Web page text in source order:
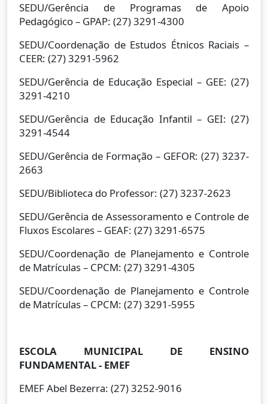
SEDU/Gerência de Programas de Apoio
Pedagógico – GPAP: (27) 3291-4300
SEDU/Coordenação de Estudos Étnicos Raciais –
CEER: (27) 3291-5962
SEDU/Gerência de Educação Especial – GEE: (27)
3291-4210
SEDU/Gerência de Educação Infantil – GEI: (27)
3291-4544
SEDU/Gerência de Formação – GEFOR: (27) 3237-
2663
SEDU/Biblioteca do Professor: (27) 3237-2623
SEDU/Gerência de Assessoramento e Controle de
Fluxos Escolares – GEAF: (27) 3291-6575
SEDU/Coordenação de Planejamento e Controle
de Matrículas – CPCM: (27) 3291-4305
SEDU/Coordenação de Planejamento e Controle
de Matrículas – CPCM: (27) 3291-5955
ESCOLA MUNICIPAL DE ENSINO
FUNDAMENTAL - EMEF
EMEF Abel Bezerra: (27) 3252-9016